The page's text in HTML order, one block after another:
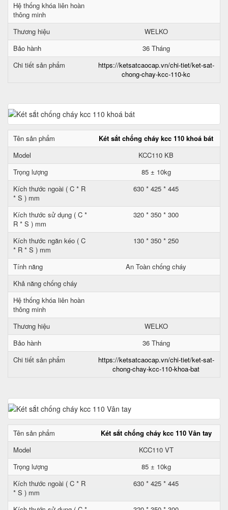
Hệ thống khóa liên hoàn
thông minh
Thương hiệu
WELKO
Bảo hành
36 Tháng
Chi tiết sản phẩm
https://ketsatcaocap.vn/chi-tiet/ket-sat-
chong-chay-kcc-110-kc
Tên sản phẩm
Két sắt chống cháy kcc 110 khoá bát
Model
KCC110 KB
Trọng lượng
85 ± 10kg
Kích thước ngoài ( C * R
* S ) mm
630 * 425 * 445
Kích thước sử dụng ( C *
R * S ) mm
320 * 350 * 300
Kích thước ngăn kéo ( C
* R * S ) mm
130 * 350 * 250
Tính năng
An Toàn chống cháy
Khả năng chống cháy
Hệ thống khóa liên hoàn
thông minh
Thương hiệu
WELKO
Bảo hành
36 Tháng
Chi tiết sản phẩm
https://ketsatcaocap.vn/chi-tiet/ket-sat-
chong-chay-kcc-110-khoa-bat
Tên sản phẩm
Két sắt chống cháy kcc 110 Vân tay
Model
KCC110 VT
Trọng lượng
85 ± 10kg
Kích thước ngoài ( C * R
* S ) mm
630 * 425 * 445